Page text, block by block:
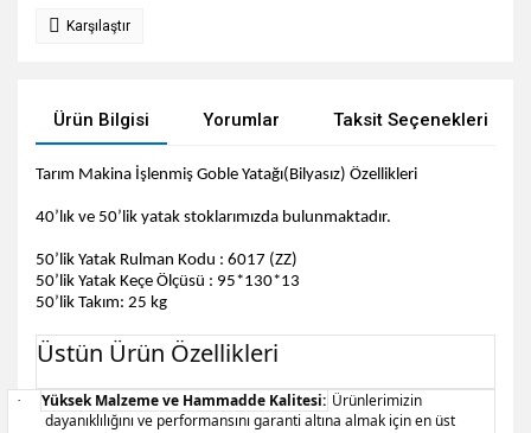
Karşılaştır
Ürün Bilgisi Yorumlar Taksit Seçenekleri
Tarım Makina İşlenmiş Goble Yatağı(Bilyasız) Özellikleri
40’lık ve 50’lik yatak stoklarımızda bulunmaktadır.
50’lik Yatak Rulman Kodu : 6017 (ZZ)
50’lik Yatak Keçe Ölçüsü : 95*130*13
50’lik Takım: 25 kg
Üstün Ürün Özellikleri
· Yüksek Malzeme ve Hammadde Kalitesi: Ürünlerimizin
dayanıklılığını ve performansını garanti altına almak için en üst